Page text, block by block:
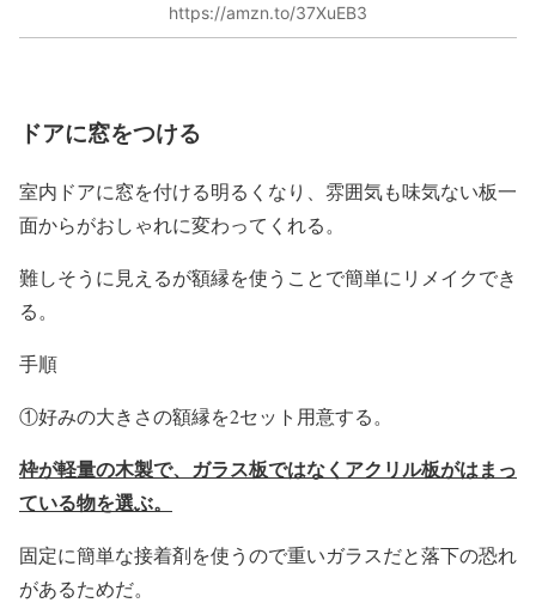
https://amzn.to/37XuEB3
ドアに窓をつける
室内ドアに窓を付ける明るくなり、雰囲気も味気ない板一
面からがおしゃれに変わってくれる。
難しそうに見えるが額縁を使うことで簡単にリメイクでき
る。
手順
①好みの大きさの額縁を2セット用意する。
枠が軽量の木製で、ガラス板ではなくアクリル板がはまっ
ている物を選ぶ。
固定に簡単な接着剤を使うので重いガラスだと落下の恐れ
があるためだ。